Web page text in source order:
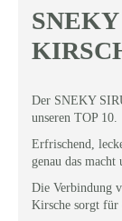
Der SNEKY
unseren TOP 10.
Erfrischend,
genau das macht
Die Verbindung
Kirsche sorgt für